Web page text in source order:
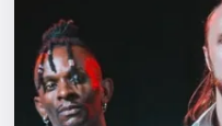
События